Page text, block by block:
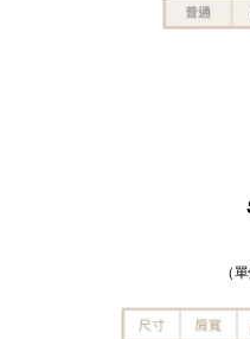
（